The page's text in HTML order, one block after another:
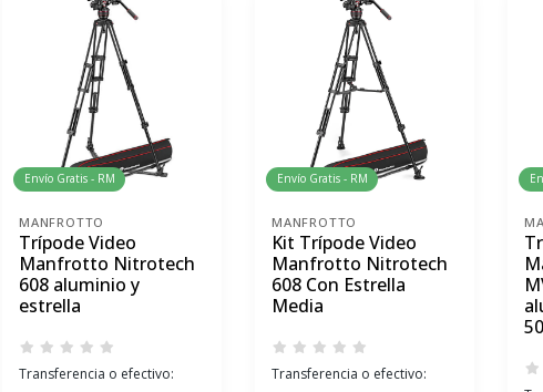
Envío Gratis - RM
MANFROTTO
Trípode Video
Manfrotto Nitrotech
608 aluminio y
estrella
Transferencia o efectivo:
Envío Gratis - RM
MANFROTTO
Kit Trípode Video
Manfrotto Nitrotech
608 Con Estrella
Media
Transferencia o efectivo: